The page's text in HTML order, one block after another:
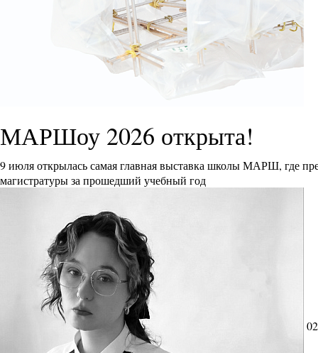
МАРШоу 2026 открыта!
9 июля открылась самая главная выставка школы МАРШ, где
магистратуры за прошедший учебный год